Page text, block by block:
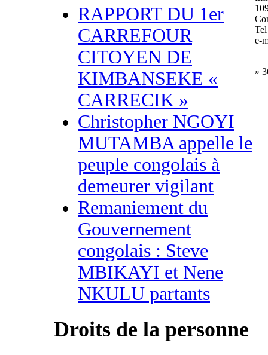
RAPPORT DU 1er
CARREFOUR
CITOYEN DE
KIMBANSEKE «
CARRECIK »
Christopher NGOYI
MUTAMBA appelle le
peuple congolais à
demeurer vigilant
Remaniement du
Gouvernement
congolais : Steve
MBIKAYI et Nene
NKULU partants
Droits de la personne
e-
»